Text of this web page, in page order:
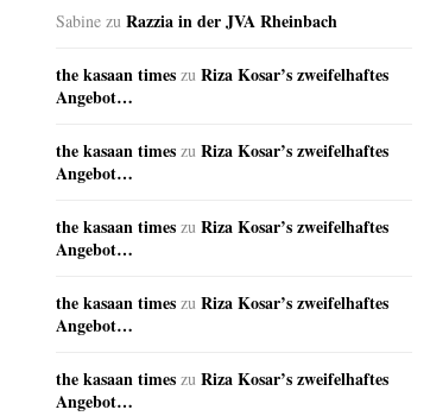
Sabine zu Razzia in der JVA Rheinbach
the kasaan times zu Riza Kosar’s zweifelhaftes
Angebot…
the kasaan times zu Riza Kosar’s zweifelhaftes
Angebot…
the kasaan times zu Riza Kosar’s zweifelhaftes
Angebot…
the kasaan times zu Riza Kosar’s zweifelhaftes
Angebot…
the kasaan times zu Riza Kosar’s zweifelhaftes
Angebot…